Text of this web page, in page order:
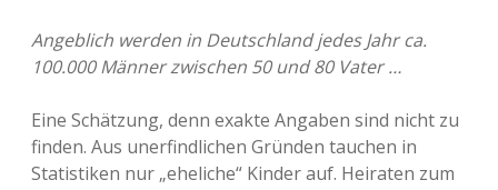
Angeblich werden in Deutschland jedes Jahr ca.
100.000 Männer zwischen 50 und 80 Vater …
Eine Schätzung, denn exakte Angaben sind nicht zu
finden. Aus unerfindlichen Gründen tauchen in
Statistiken nur „eheliche“ Kinder auf. Heiraten zum